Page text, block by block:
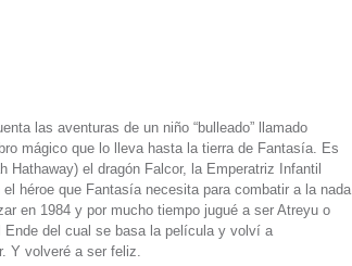
las aventuras de un niño “bulleado” llamado
mágico que lo lleva hasta la tierra de Fantasía. Es
el dragón Falcor, la Emperatriz Infantil
héroe que Fantasía necesita para combatir a la nada
en 1984 y por mucho tiempo jugué a ser Atreyu o
del cual se basa la película y volví a
Y volveré a ser feliz.